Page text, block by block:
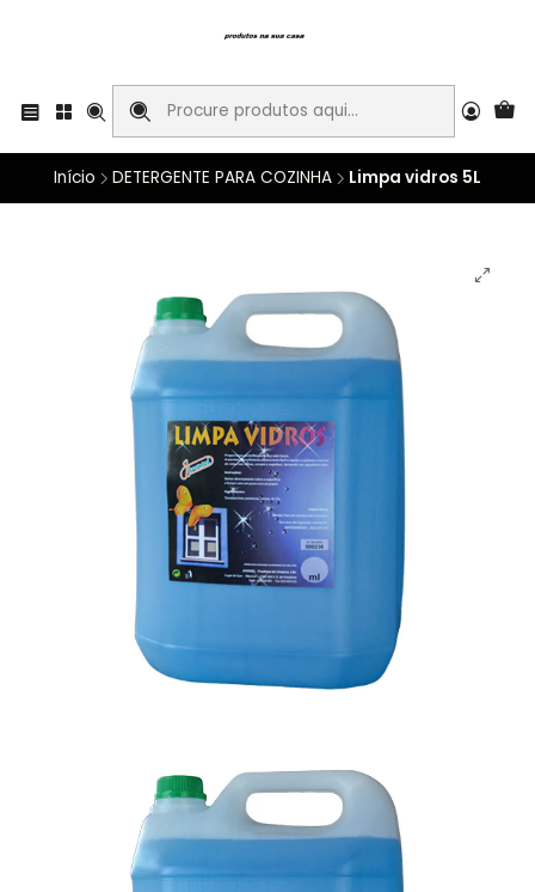
Início DETERGENTE PARA COZINHA Limpa vidros 5L